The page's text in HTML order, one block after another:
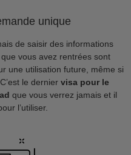
unique
de saisir des informations
vous avez rentrées sont
une utilisation future, même si
le dernier visa pour le
que vous verrez jamais et il
l’utiliser.